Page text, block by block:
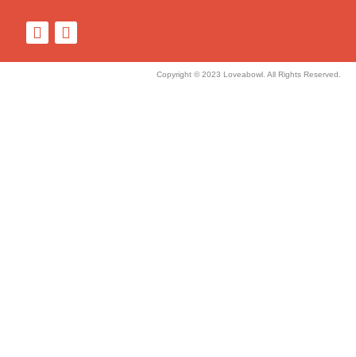
Copyright © 2023 Loveabowl. All Rights Reserved.